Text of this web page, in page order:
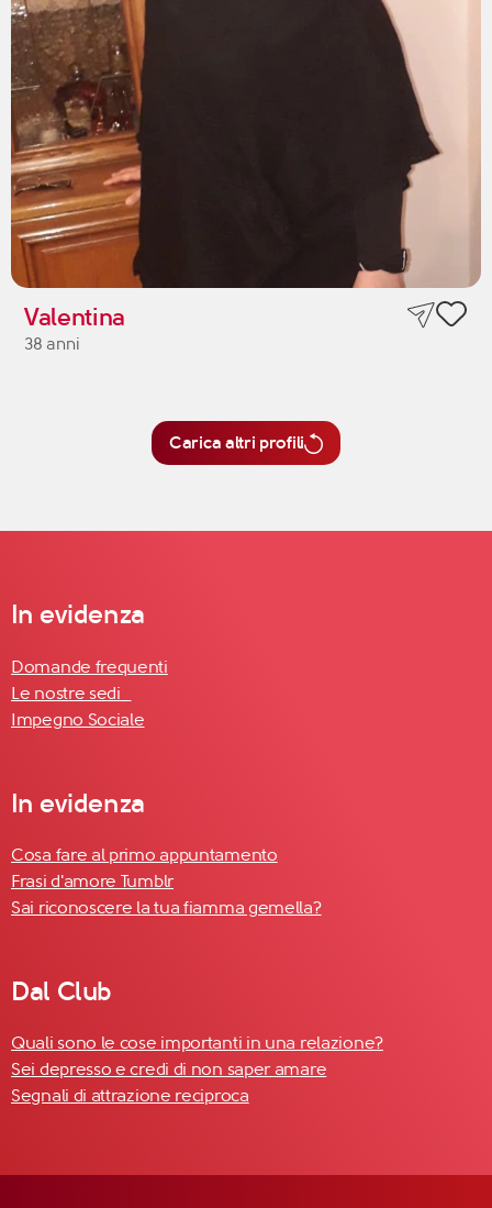
Valentina
38 anni
Carica altri profili
In evidenza
Domande frequenti
Le nostre sedi
Impegno Sociale
In evidenza
Cosa fare al primo appuntamento
Frasi d'amore Tumblr
Sai riconoscere la tua fiamma gemella?
Dal Club
Quali sono le cose importanti in una relazione?
Sei depresso e credi di non saper amare
Segnali di attrazione reciproca